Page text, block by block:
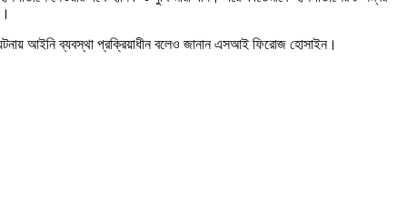
আইনি ব্যবস্থা প্রক্রিয়াধীন বলেও জানান এসআই ফিরোজ হোসাইন।